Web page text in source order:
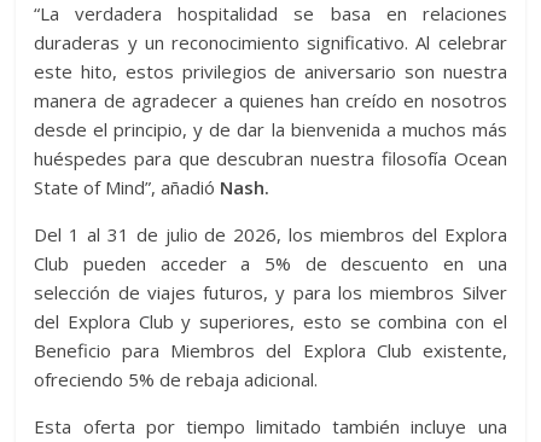
“La verdadera hospitalidad se basa en relaciones
duraderas y un reconocimiento significativo. Al celebrar
este hito, estos privilegios de aniversario son nuestra
manera de agradecer a quienes han creído en nosotros
desde el principio, y de dar la bienvenida a muchos más
huéspedes para que descubran nuestra filosofía Ocean
State of Mind”, añadió Nash.
Del 1 al 31 de julio de 2026, los miembros del Explora
Club pueden acceder a 5% de descuento en una
selección de viajes futuros, y para los miembros Silver
del Explora Club y superiores, esto se combina con el
Beneficio para Miembros del Explora Club existente,
ofreciendo 5% de rebaja adicional.
Esta oferta por tiempo limitado también incluye una